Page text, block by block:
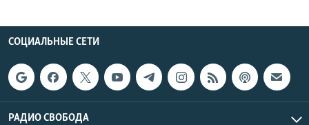
СОЦИАЛЬНЫЕ СЕТИ
РАДИО СВОБОДА